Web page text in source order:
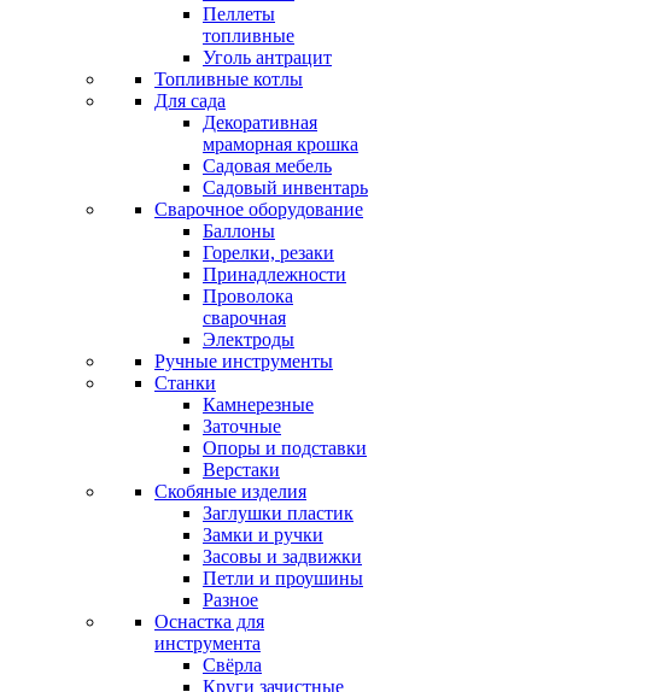
Пеллеты
топливные
Уголь антрацит
Топливные котлы
Для сада
Декоративная
мраморная крошка
Садовая мебель
Садовый инвентарь
Сварочное оборудование
Баллоны
Горелки, резаки
Принадлежности
Проволока
сварочная
Электроды
Ручные инструменты
Станки
Камнерезные
Заточные
Опоры и подставки
Верстаки
Скобяные изделия
Заглушки пластик
Замки и ручки
Засовы и задвижки
Петли и проушины
Разное
Оснастка для
инструмента
Свёрла
Круги зачистные